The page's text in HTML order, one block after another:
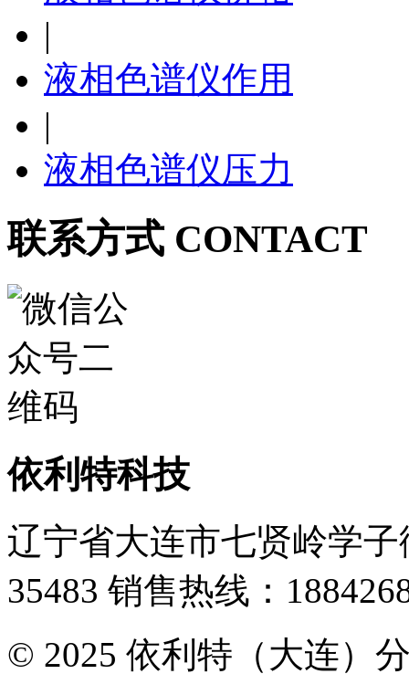
|
液相色谱仪作用
|
液相色谱仪压力
联系方式 CONTACT
依利特科技
辽宁省大连市七贤岭学子
35483 销售热线：
© 2025 依利特（大连）